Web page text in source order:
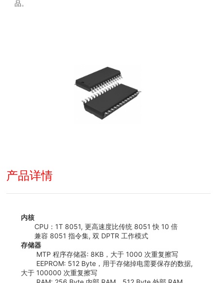
品。
产品详情
内核
CPU：1T 8051, 更高速度比传统 8051 快 10 倍
兼容 8051 指令集, 双 DPTR 工作模式
存储器
MTP 程序存储器: 8KB，大于 1000 次重复擦写
EEPROM: 512 Byte，用于存储掉电需要保存的数据,
大于 100000 次重复擦写